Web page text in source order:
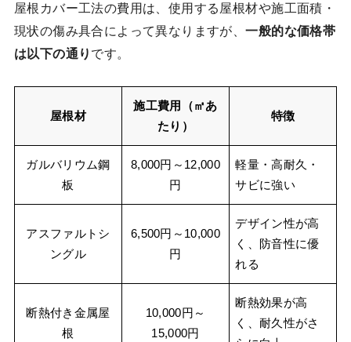
屋根カバー工法の費用は、使用する屋根材や施工面積・
現状の傷み具合によって異なりますが、一般的な価格帯
は以下の通り です。
屋根材
施工費用（㎡あ
たり）
特徴
ガルバリウム鋼
板
8,000円～12,000
円
軽量・高耐久・
サビに強い
アスファルトシ
ングル
6,500円～10,000
円
デザイン性が高
く、防音性に優
れる
断熱付き金属屋
根
10,000円～
15,000円
断熱効果が高
く、耐久性がさ